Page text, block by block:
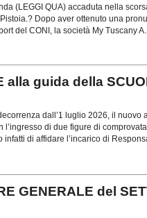
(LEGGI QUA) accaduta nella
Dopo aver ottenuto una
del CONI, la società My Tuscany
alla guida della
dall’1 luglio 2026, il nuovo
di due figure di comprovata
di affidare l’incarico di
GENERALE del